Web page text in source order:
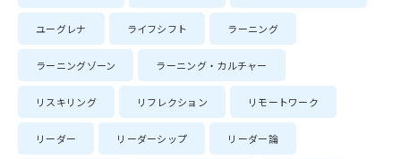
ユーグレナ ライフシフト ラーニング
ラーニングゾーン ラーニング・カルチャー
リスキリング リフレクション リモートワーク
リーダー リーダーシップ リーダー論